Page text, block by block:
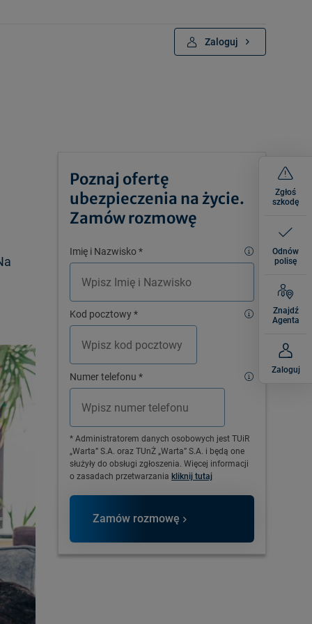
Zaloguj
Poznaj ofertę
ubezpieczenia na życie.
Zamów rozmowę
Imię i Nazwisko*
Kod pocztowy*
Numer telefonu *
* Administratorem danych osobowych jest TUiR
„Warta” S.A. oraz TUnŻ „Warta” S.A. i będą one
służyły do obsługi zgłoszenia. Więcej informacji
o zasadach przetwarzania kliknij tutaj
Zamów rozmowę
Zgłoś
szkodę
Odnów
polisę
Znajdź
Agenta
Zaloguj